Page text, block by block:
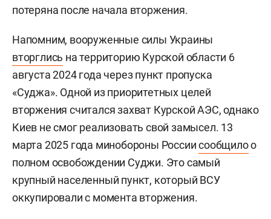
потеряна после начала вторжения.
Напомним, вооруженные силы Украины
вторглись на территорию Курской области 6
августа 2024 года через пункт пропуска
«Суджа». Одной из приоритетных целей
вторжения считался захват Курской АЭС, однако
Киев не смог реализовать свой замысел. 13
марта 2025 года минобороны Россиисообщилоо
полном освобождении Суджи. Это самый
крупный населенный пункт, который ВСУ
оккупировали с момента вторжения.